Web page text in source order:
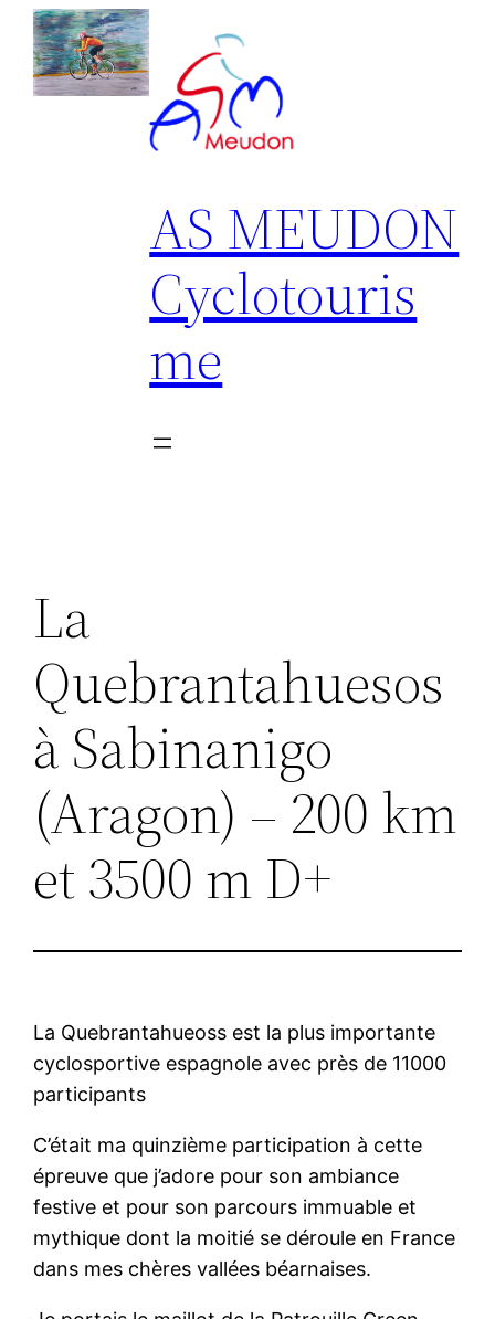
Aller
contenu
AS MEUDON
Cyclotouris
me
La
Quebrantahuesos
à Sabinanigo
(Aragon) – 200 km
et 3500 m D+
La Quebrantahueoss est la plus importante
cyclosportive espagnole avec près de 11000
participants
C’était ma quinzième participation à cette
épreuve que j’adore pour son ambiance
festive et pour son parcours immuable et
mythique dont la moitié se déroule en France
dans mes chères vallées béarnaises.